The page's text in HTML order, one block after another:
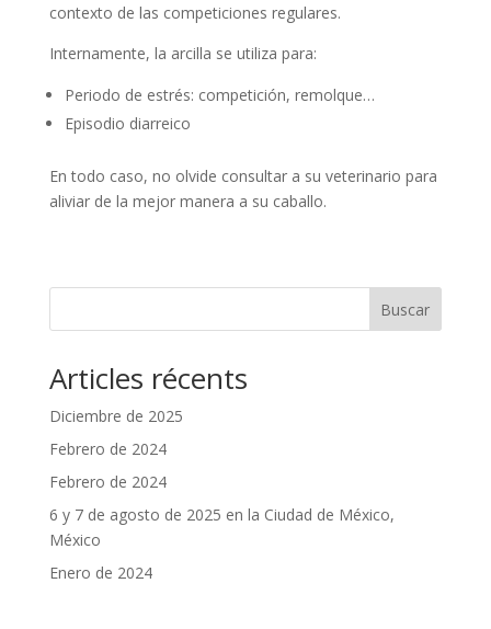
contexto de las competiciones regulares.
Internamente, la arcilla se utiliza para:
Periodo de estrés: competición, remolque…
Episodio diarreico
En todo caso, no olvide consultar a su veterinario para
aliviar de la mejor manera a su caballo.
Buscar
Articles récents
Diciembre de 2025
Febrero de 2024
Febrero de 2024
6 y 7 de agosto de 2025 en la Ciudad de México,
México
Enero de 2024